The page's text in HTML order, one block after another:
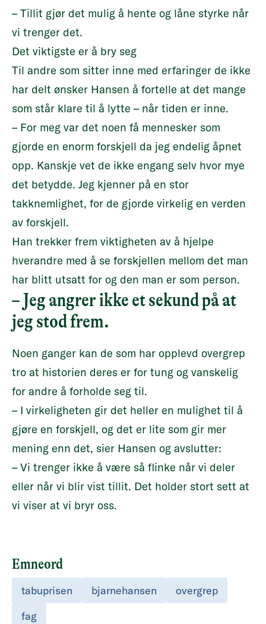
– Tillit gjør det mulig å hente og låne styrke når
vi trenger det.
Det viktigste er å bry seg
Til andre som sitter inne med erfaringer de ikke
har delt ønsker Hansen å fortelle at det mange
som står klare til å lytte – når tiden er inne.
– For meg var det noen få mennesker som
gjorde en enorm forskjell da jeg endelig åpnet
opp. Kanskje vet de ikke engang selv hvor mye
det betydde. Jeg kjenner på en stor
takknemlighet, for de gjorde virkelig en verden
av forskjell.
Han trekker frem viktigheten av å hjelpe
hverandre med å se forskjellen mellom det man
har blitt utsatt for og den man er som person.
– Jeg angrer ikke et sekund på at
jeg stod frem.
Noen ganger kan de som har opplevd overgrep
tro at historien deres er for tung og vanskelig
for andre å forholde seg til.
– I virkeligheten gir det heller en mulighet til å
gjøre en forskjell, og det er lite som gir mer
mening enn det, sier Hansen og avslutter:
– Vi trenger ikke å være så flinke når vi deler
eller når vi blir vist tillit. Det holder stort sett at
vi viser at vi bryr oss.
Emneord
tabuprisen bjarnehansen
overgrep
fag